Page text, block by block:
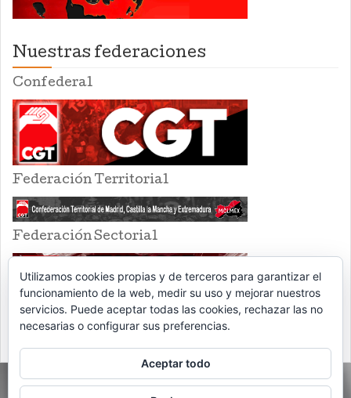
Nuestras federaciones
Confederal
Federación Territorial
Federación Sectorial
Utilizamos cookies propias y de terceros para garantizar el
funcionamiento de la web, medir su uso y mejorar nuestros
servicios. Puede aceptar todas las cookies, rechazar las no
necesarias o configurar sus preferencias.
Aceptar todo